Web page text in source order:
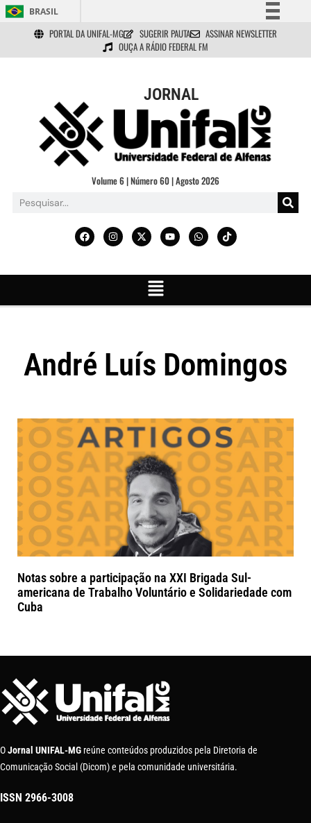
BRASIL
Simplifique!
Comunica BR
Acesso à informação
Legislação
Canais
PORTAL DA UNIFAL-MG SUGERIR PAUTA
ASSINAR NEWSLETTER
OUÇA A RÁDIO FEDERAL FM
JORNAL
Volume 6 | Número 60 | Agosto 2026
André Luís Domingos
Notas sobre a participação na XXI Brigada Sul-
americana de Trabalho Voluntário e Solidariedade com
Cuba
OJornal UNIFAL-MG reúne conteúdos produzidos pela Diretoria de
Comunicação Social (Dicom) e pela comunidade universitária.
ISSN 2966-3008